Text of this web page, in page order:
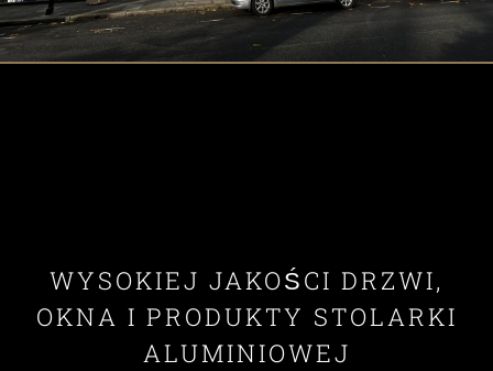
WYSOKIEJ JAKOŚCI DRZWI,
OKNA I PRODUKTY STOLARKI
ALUMINIOWEJ